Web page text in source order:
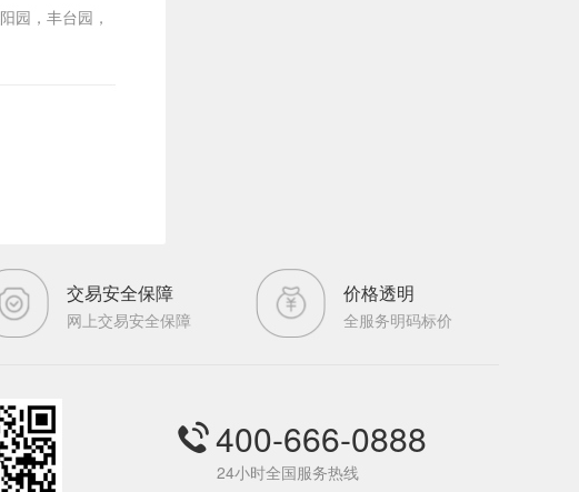
园，丰台园，
交易安全保障
网上交易安全保障
价格透明
全服务明码标价
400-666-0888
24小时全国服务热线